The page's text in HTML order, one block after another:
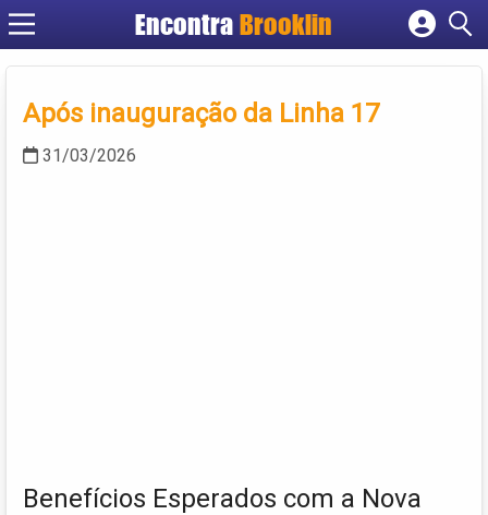
Encontra Brooklin
Cadastrar empresa
Criar conta
Após inauguração da Linha 17
31/03/2026
Benefícios Esperados com a Nova